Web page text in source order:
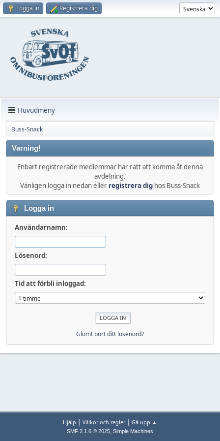
Logga in Registrera dig
Huvudmeny
Buss-Snack
Varning!
Enbart registrerade medlemmar har rätt att komma åt denna
avdelning.
Vänligen logga in nedan eller registrera dig hos Buss-Snack
Logga in
Användarnamn:
Lösenord:
Tid att förbli inloggad:
Glömt bort ditt lösenord?
Hjälp | Villkor och regler| Gå upp ▲
SMF 2.1.6 © 2025, Simple Machines